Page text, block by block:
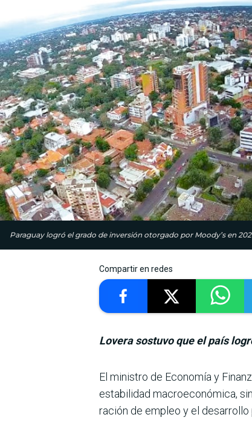
Paraguay logró el grado de inversión otorgado por Moody’s en
Compartir en redes
Lovera sostuvo que el país
El ministro de Eco­nomía y
estabilidad macroeco­nómica,
ración de empleo y el